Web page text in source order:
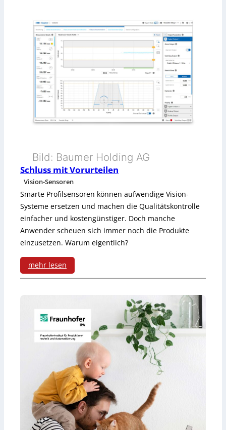
l
a
t
t
f
o
r
Bild: Baumer Holding AG
Schluss mit Vorurteilen
Vision-Sensoren
Smarte Profilsensoren können aufwendige Vision-
Systeme ersetzen und machen die Qualitätskontrolle
einfacher und kostengünstiger. Doch manche
Anwender scheuen sich immer noch die Produkte
einzusetzen. Warum eigentlich?
mehr lesen
: